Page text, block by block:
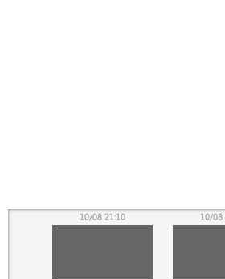
10/08 21:10 10/08